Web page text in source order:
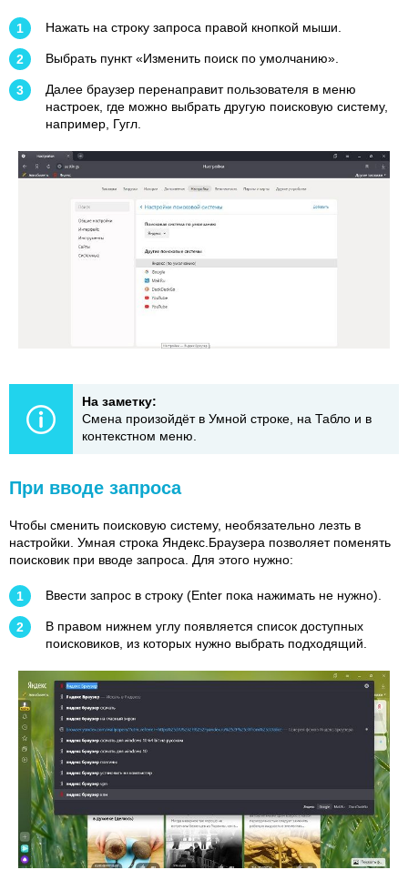
Нажать на строку запроса правой кнопкой мыши.
Выбрать пункт «Изменить поиск по умолчанию».
Далее браузер перенаправит пользователя в меню
настроек, где можно выбрать другую поисковую систему,
например, Гугл.
На заметку:
Смена произойдёт в Умной строке, на Табло и в
контекстном меню.
При вводе запроса
Чтобы сменить поисковую систему, необязательно лезть в
настройки. Умная строка Яндекс.Браузера позволяет поменять
поисковик при вводе запроса. Для этого нужно:
Ввести запрос в строку (Enter пока нажимать не нужно).
В правом нижнем углу появляется список доступных
поисковиков, из которых нужно выбрать подходящий.